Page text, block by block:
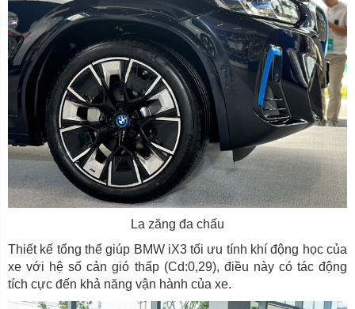
La zăng đa chấu
Thiết kế tổng thể giúp BMW iX3 tối ưu tính khí động học của
xe với hệ số cản gió thấp (Cd:0,29), điều này có tác động
tích cực đến khả năng vận hành của xe.